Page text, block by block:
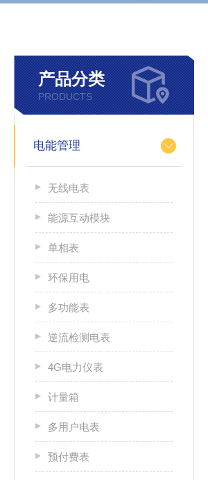
产品分类
PRODUCTS
电能管理
无线电表
能源互动模块
单相表
环保用电
多功能表
逆流检测电表
4G电力仪表
计量箱
多用户电表
预付费表